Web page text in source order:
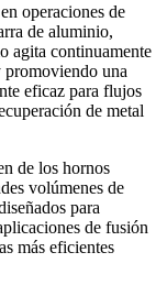
operaciones de
de aluminio,
agita continuamente
promoviendo una
eficaz para flujos
de metal
de los hornos
volúmenes de
para
de fusión
más eficientes